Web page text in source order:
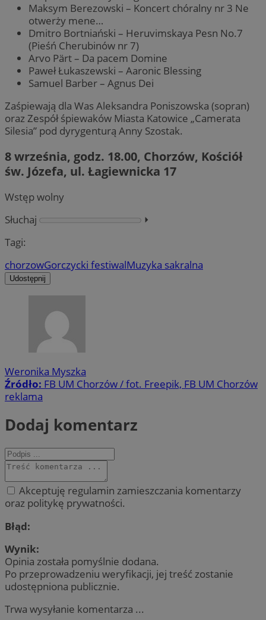
Maksym Berezowski – Koncert chóralny nr 3 Ne
otwerży mene…
Dmitro Bortniański – Heruvimskaya Pesn No.7
(Pieśń Cherubinów nr 7)
Arvo Pärt – Da pacem Domine
Paweł Łukaszewski – Aaronic Blessing
Samuel Barber – Agnus Dei
Zaśpiewają dla Was Aleksandra Poniszowska (sopran)
oraz Zespół śpiewaków Miasta Katowice „Camerata
Silesia” pod dyrygenturą Anny Szostak.
8 września, godz. 18.00, Chorzów, Kościół
św. Józefa, ul. Łagiewnicka 17
Wstęp wolny
Słuchaj
⏵︎
Tagi:
chorzowGorczycki festiwalMuzyka sakralna
Udostępnij
Weronika Myszka
Źródło: FB UM Chorzów / fot. Freepik, FB UM Chorzów
reklama
Dodaj komentarz
Akceptuję regulamin zamieszczania komentarzy
oraz politykę prywatności.
Błąd:
Wynik:
Opinia została pomyślnie dodana.
Po przeprowadzeniu weryfikacji, jej treść zostanie
udostępniona publicznie.
Trwa wysyłanie komentarza ...